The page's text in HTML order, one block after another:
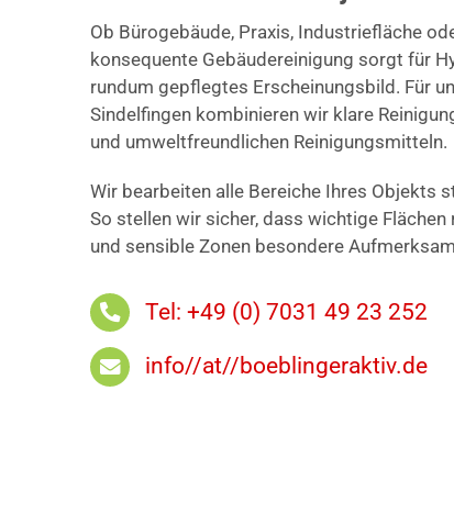
Ob Bürogebäude, Praxis, Industriefläche
konsequente Gebäudereinigung sorgt für
rundum gepflegtes Erscheinungsbild. Für
Sindelfingen kombinieren wir klare
und umweltfreundlichen Reinigungsmitteln.
Wir bearbeiten alle Bereiche Ihres Objekts
So stellen wir sicher, dass wichtige
und sensible Zonen besondere
Tel: +49 (0) 7031 49 23 252
info//at//boeblingeraktiv.de